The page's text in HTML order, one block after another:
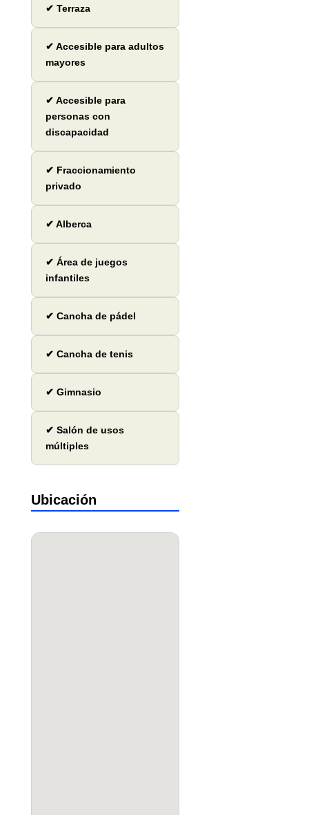
✔ Terraza
✔ Accesible para adultos
mayores
✔ Accesible para
personas con
discapacidad
✔ Fraccionamiento
privado
✔ Alberca
✔ Área de juegos
infantiles
✔ Cancha de pádel
✔ Cancha de tenis
✔ Gimnasio
✔ Salón de usos
múltiples
Ubicación